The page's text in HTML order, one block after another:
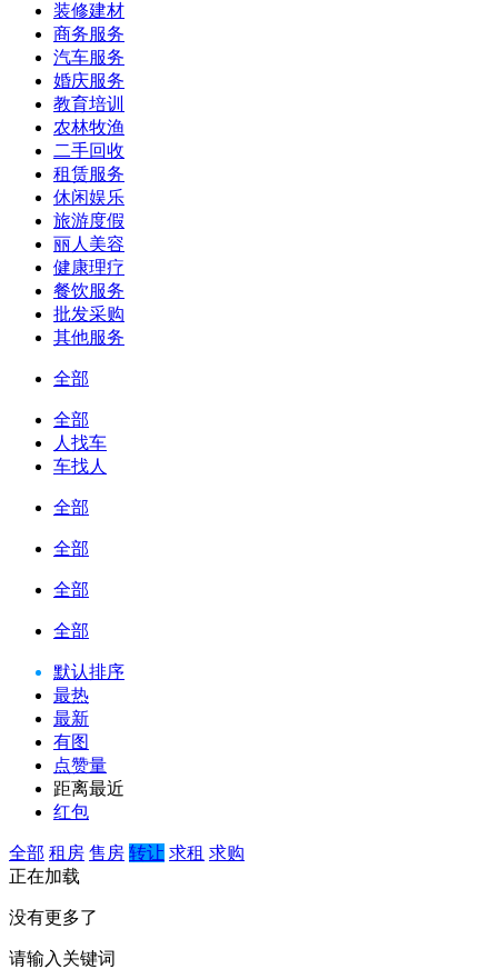
装修建材
商务服务
汽车服务
婚庆服务
教育培训
农林牧渔
二手回收
租赁服务
休闲娱乐
旅游度假
丽人美容
健康理疗
餐饮服务
批发采购
其他服务
全部
全部
人找车
车找人
全部
全部
全部
全部
默认排序
最热
最新
有图
点赞量
距离最近
红包
全部 租房 售房 转让 求租 求购
正在加载
没有更多了
请输入关键词